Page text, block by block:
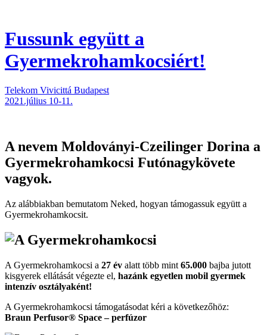
Fussunk együtt a
Gyermekrohamkocsiért!
Telekom Vivicittá Budapest
2021.július 10-11.
A nevem Moldoványi-Czeilinger Dorina a
Gyermekrohamkocsi Futónagykövete
vagyok.
Az alábbiakban bemutatom Neked, hogyan támogassuk együtt a
Gyermekroham­kocsit.
A Gyermekrohamkocsi a 27 év alatt több mint 65.000 bajba jutott
kisgyerek ellátását végezte el, hazánk egyetlen mobil gyermek
intenzív osztályaként!
A Gyermekrohamkocsi támogatásodat kéri a következőhöz:
Braun Perfusor® Space – perfúzor